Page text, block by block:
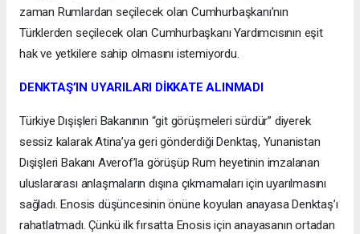
zaman Rumlardan seçilecek olan Cumhurbaşkanı’nın
Türklerden seçilecek olan Cumhurbaşkanı Yardımcısının eşit
hak ve yetkilere sahip olmasını istemiyordu.
DENKTAŞ’IN UYARILARI DİKKATE ALINMADI
Türkiye Dışişleri Bakanının “git görüşmeleri sürdür” diyerek
sessiz kalarak Atina’ya geri gönderdiği Denktaş, Yunanistan
Dışişleri Bakanı Averof’la görüşüp Rum heyetinin imzalanan
uluslararası anlaşmaların dışına çıkmamaları için uyarılmasını
sağladı. Enosis düşüncesinin önüne koyulan anayasa Denktaş’ı
rahatlatmadı. Çünkü ilk fırsatta Enosis için anayasanın ortadan